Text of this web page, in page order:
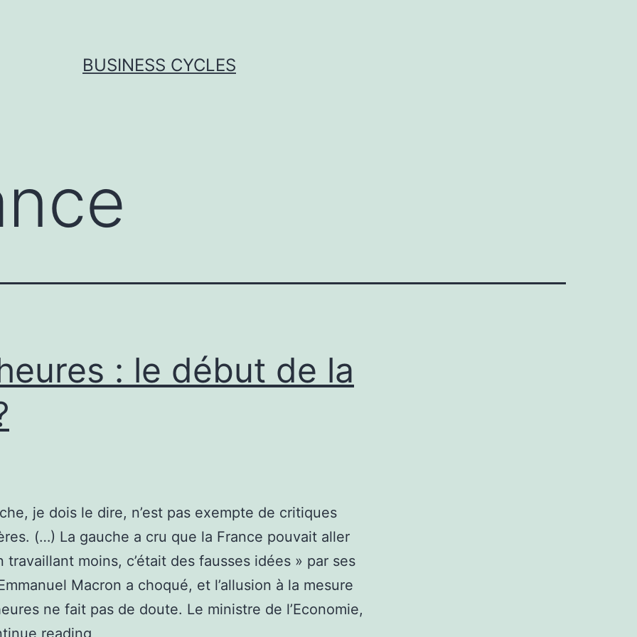
BUSINESS CYCLES
: le début de la
je dois le dire, n’est pas exempte de critiques
(…) La gauche a cru que la France pouvait aller
travaillant moins, c’était des fausses idées » par ses
Macron a choqué, et l’allusion à la mesure
ne fait pas de doute. Le ministre de l’Economie,
reading